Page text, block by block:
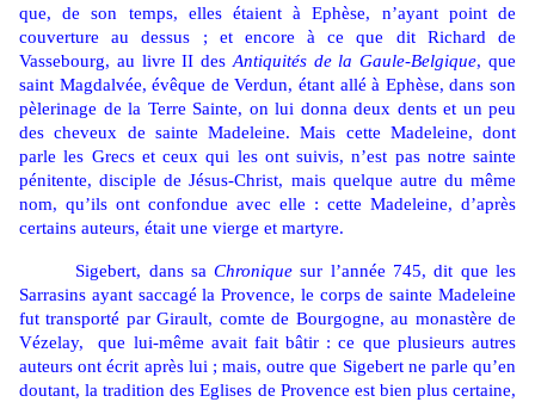
que, de son temps, elles étaient à Ephèse, n’ayant point de
couverture au dessus ; et encore à ce que dit Richard de
Vassebourg, au livre II des Antiquités de la Gaule-Belgique, que
saint Magdalvée, évêque de Verdun, étant allé à Ephèse, dans son
pèlerinage de la Terre Sainte, on lui donna deux dents et un peu
des cheveux de sainte Madeleine. Mais cette Madeleine, dont
parle les Grecs et ceux qui les ont suivis, n’est pas notre sainte
pénitente, disciple de Jésus-Christ, mais quelque autre du même
nom, qu’ils ont confondue avec elle : cette Madeleine, d’après
certains auteurs, était une vierge et martyre.
Sigebert, dans saChronique sur l’année 745, dit que les
Sarrasins ayant saccagé la Provence, le corps de sainte Madeleine
fut transporté par Girault, comte de Bourgogne, au monastère de
Vézelay,
que lui-même avait fait bâtir : ce que plusieurs autres
auteurs ont écrit après lui ; mais, outre que Sigebert ne parle qu’en
doutant, la tradition des Eglises de Provence est bien plus certaine,